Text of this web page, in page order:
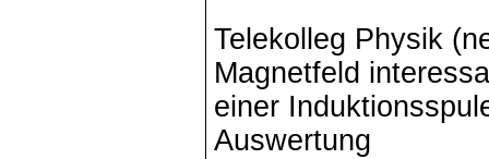
Telekolleg Physik
Magnetfeld
einer
Auswertung